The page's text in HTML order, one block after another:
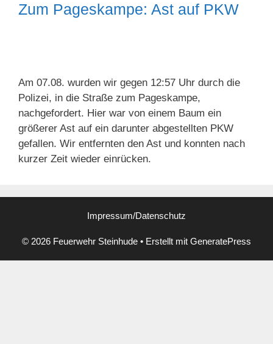
Zum Pageskampe: Ast auf PKW
Am 07.08. wurden wir gegen 12:57 Uhr durch die
Polizei, in die Straße zum Pageskampe,
nachgefordert. Hier war von einem Baum ein
größerer Ast auf ein darunter abgestellten PKW
gefallen. Wir entfernten den Ast und konnten nach
kurzer Zeit wieder einrücken.
Impressum/Datenschutz
© 2026 Feuerwehr Steinhude • Erstellt mit GeneratePress